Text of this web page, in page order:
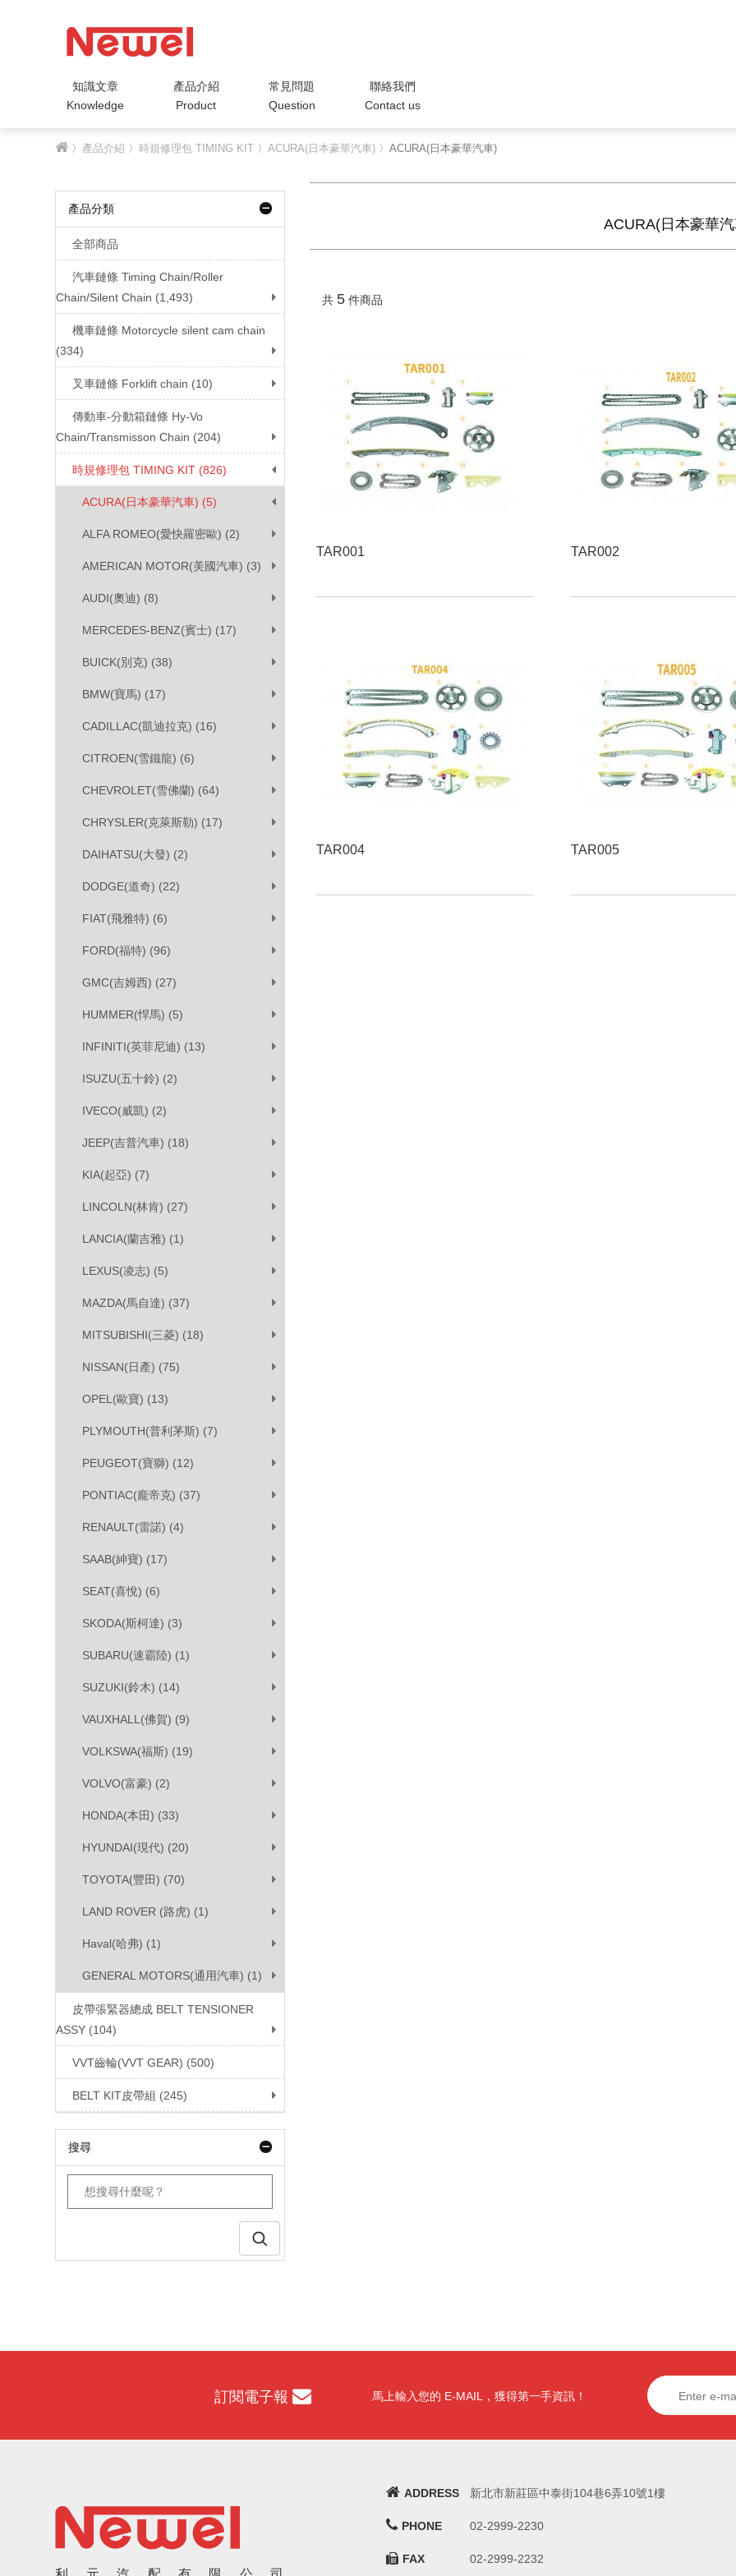
知識文章
Knowledge
產品介紹
Product
常見問題
Question
聯絡我們
Contact us
〉 產品介紹 〉 時規修理包 TIMING KIT 〉ACURA(日本豪華汽車) 〉ACURA(日本豪華汽車)
產品分類
全部商品
汽車鏈條 Timing Chain/Roller
Chain/Silent Chain (1,493)
機車鏈條 Motorcycle silent cam chain
(334)
叉車鏈條 Forklift chain (10)
傳動車-分動箱鏈條 Hy-Vo
Chain/Transmisson Chain (204)
時規修理包 TIMING KIT (826)
ACURA(日本豪華汽車) (5)
ALFA ROMEO(愛快羅密歐) (2)
AMERICAN MOTOR(美國汽車) (3)
AUDI(奧迪) (8)
MERCEDES-BENZ(賓士) (17)
BUICK(別克) (38)
BMW(寶馬) (17)
CADILLAC(凱迪拉克) (16)
CITROEN(雪鐵龍) (6)
CHEVROLET(雪佛蘭) (64)
CHRYSLER(克萊斯勒) (17)
DAIHATSU(大發) (2)
DODGE(道奇) (22)
FIAT(飛雅特) (6)
FORD(福特) (96)
GMC(吉姆西) (27)
HUMMER(悍馬) (5)
INFINITI(英菲尼迪) (13)
ISUZU(五十鈴) (2)
IVECO(威凱) (2)
JEEP(吉普汽車) (18)
KIA(起亞) (7)
LINCOLN(林肯) (27)
LANCIA(蘭吉雅) (1)
LEXUS(凌志) (5)
MAZDA(馬自達) (37)
MITSUBISHI(三菱) (18)
NISSAN(日產) (75)
OPEL(歐寶) (13)
PLYMOUTH(普利茅斯) (7)
PEUGEOT(寶獅) (12)
PONTIAC(龐帝克) (37)
RENAULT(雷諾) (4)
SAAB(紳寶) (17)
SEAT(喜悅) (6)
SKODA(斯柯達) (3)
SUBARU(速霸陸) (1)
SUZUKI(鈴木) (14)
VAUXHALL(佛賀) (9)
VOLKSWA(福斯) (19)
VOLVO(富豪) (2)
HONDA(本田) (33)
HYUNDAI(現代) (20)
TOYOTA(豐田) (70)
LAND ROVER (路虎) (1)
Haval(哈弗) (1)
GENERAL MOTORS(通用汽車) (1)
皮帶張緊器總成 BELT TENSIONER
ASSY (104)
VVT齒輪(VVT GEAR) (500)
BELT KIT皮帶組 (245)
搜尋
ACURA(日本豪華
共 5 件商品
TAR001 TAR002
TAR004 TAR005
訂閱電子報 馬上輸入您的 E-MAIL，獲得第一手資訊！
ADDRESS 新北市新莊區中泰街104巷6弄10號1樓
PHONE 02-2999-2230
FAX 02-2999-2232